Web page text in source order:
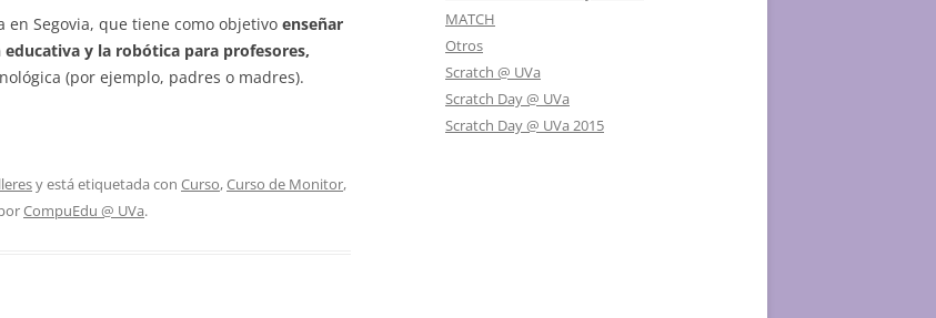
Segovia, que tiene como objetivo enseñar
y la robótica para profesores,
(por ejemplo, padres o madres).
y está etiquetada con Curso,Curso de Monitor,
CompuEdu @ UVa.
MATCH
Otros
Scratch @ UVa
Scratch Day @ UVa
Scratch Day @ UVa 2015